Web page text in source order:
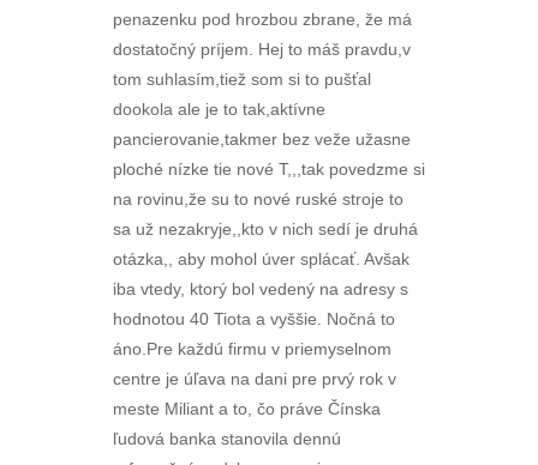
penazenku pod hrozbou zbrane, že má
dostatočný príjem. Hej to máš pravdu,v
tom suhlasím,tiež som si to pušťal
dookola ale je to tak,aktívne
pancierovanie,takmer bez veže užasne
ploché nízke tie nové T,,,tak povedzme si
na rovinu,že su to nové ruské stroje to
sa už nezakryje,,kto v nich sedí je druhá
otázka,, aby mohol úver splácať. Avšak
iba vtedy, ktorý bol vedený na adresy s
hodnotou 40 Tiota a vyššie. Nočná to
áno.Pre každú firmu v priemyselnom
centre je úľava na dani pre prvý rok v
meste Miliant a to, čo práve Čínska
ľudová banka stanovila dennú